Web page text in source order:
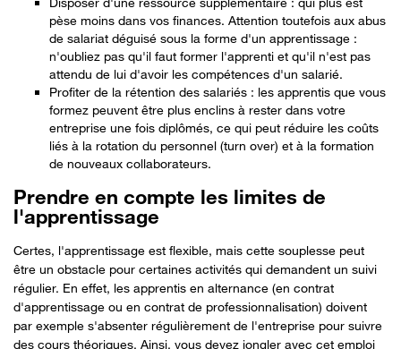
pèse moins dans vos finances. Attention toutefois aux abus
de salariat déguisé sous la forme d'un apprentissage :
n'oubliez pas qu'il faut former l'apprenti et qu'il n'est pas
attendu de lui d'avoir les compétences d'un salarié.
Profiter de la rétention des salariés : les apprentis que vous
formez peuvent être plus enclins à rester dans votre
entreprise une fois diplômés, ce qui peut réduire les coûts
liés à la rotation du personnel (turn over) et à la formation
de nouveaux collaborateurs.
Prendre en compte les limites de
l'apprentissage
Certes, l'apprentissage est flexible, mais cette souplesse peut
être un obstacle pour certaines activités qui demandent un suivi
régulier. En effet, les apprentis en alternance (en contrat
d'apprentissage ou en contrat de professionnalisation) doivent
par exemple s'absenter régulièrement de l'entreprise pour suivre
des cours théoriques. Ainsi, vous devez jongler avec cet emploi